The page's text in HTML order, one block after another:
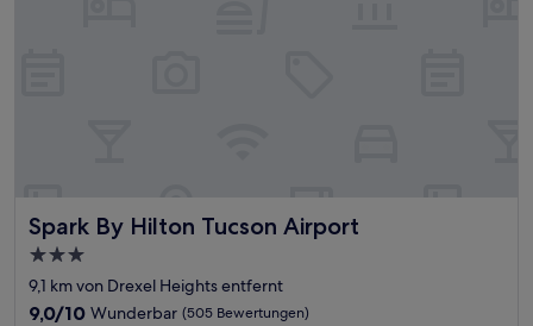
Spark By Hilton Tucson Airport
Spark By Hilton Tucson Airport
3.0-
Sterne-
Unterkunft
9,1 km von Drexel Heights entfernt
9.0
9,0/10 Wunderbar (505 Bewertungen)